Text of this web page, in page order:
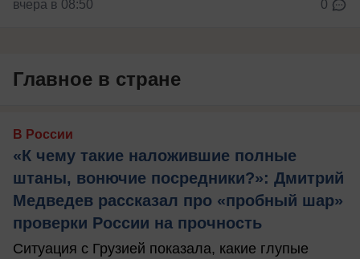
вчера в 08:50 0
Главное в стране
В России
«К чему такие наложившие полные
штаны, вонючие посредники?»: Дмитрий
Медведев рассказал про «пробный шар»
проверки России на прочность
Ситуация с Грузией показала, какие глупые